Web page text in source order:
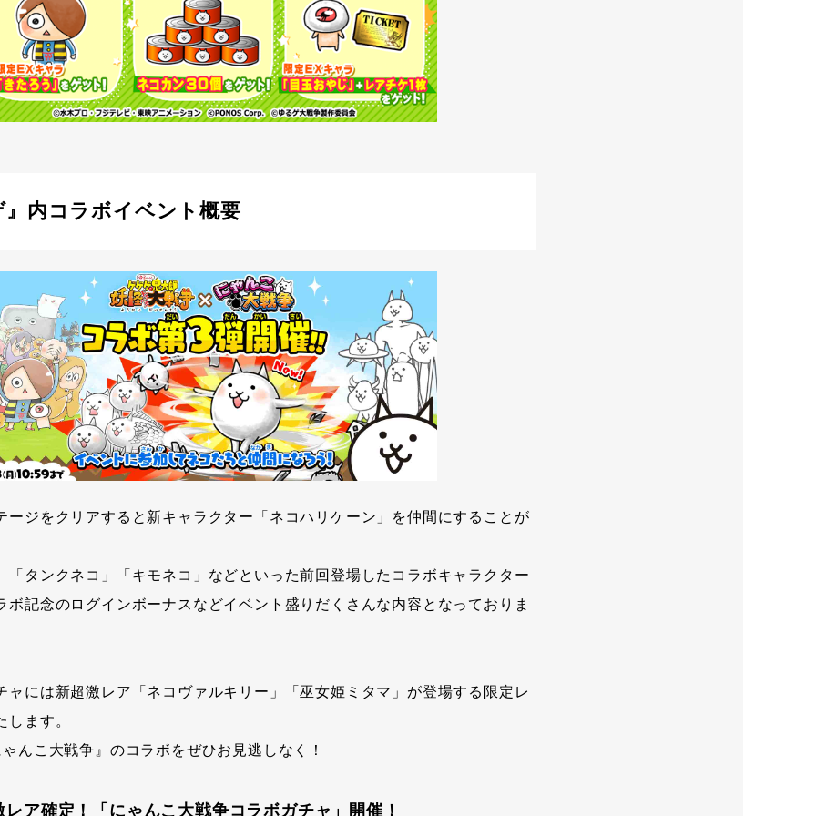
内コラボイベント概要
ージをクリアすると新キャラクター「ネコハリケーン」を仲間にすることが
「タンクネコ」「キモネコ」などといった前回登場したコラボキャラクター
ボ記念のログインボーナスなどイベント盛りだくさんな内容となっておりま
ャには新超激レア「ネコヴァルキリー」「巫女姫ミタマ」が登場する限定レ
します。
んこ大戦争』のコラボをぜひお見逃しなく！
ア確定！「にゃんこ大戦争コラボガチャ」開催！